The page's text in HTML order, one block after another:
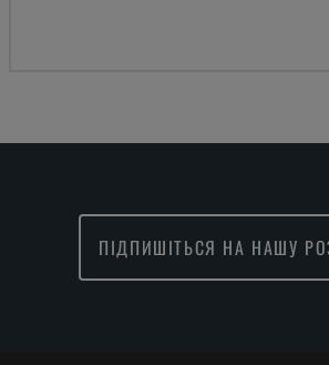
ПІДПИШІТЬСЯ НА НАШУ